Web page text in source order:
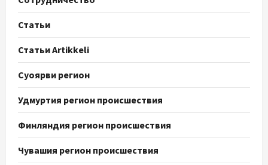
Статьи
Статьи Artikkeli
Суоярви регион
Удмуртия регион происшествия
Финляндия регион происшествия
Чувашия регион происшествия